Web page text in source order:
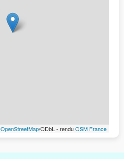
OpenStreetMap/ODbL - renduOSM France